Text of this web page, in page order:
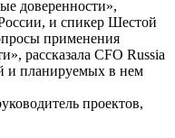
доверенности»,
и спикер Шестой
применения
рассказала CFO Russia
и планируемых в нем
проектов,